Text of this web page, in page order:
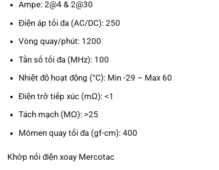
Ampe: 2@4 & 2@30
Điện áp tối đa (AC/DC): 250
Vòng quay/phút: 1200
Tần số tối đa (MHz): 100
Nhiệt độ hoạt động (°C): Min -29 – Max 60
Điện trở tiếp xúc (mΩ): <1
Tách mạch (MΩ): >25
Mômen quay tối đa (gf-cm): 400
Khớp nối điện xoay Mercotac